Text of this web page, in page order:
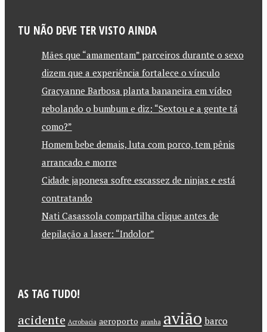
TU NÃO DEVE TER VISTO AINDA
Mães que “amamentam” parceiros durante o sexo
dizem que a experiência fortalece o vínculo
Gracyanne Barbosa planta bananeira em vídeo
rebolando o bumbum e diz: “Sextou e a gente tá
como?”
Homem bebe demais, luta com porco, tem pênis
arrancado e morre
Cidade japonesa sofre escassez de ninjas e está
contratando
Nati Casassola compartilha clique antes de
depilação a laser: “Indolor”
AS TAG TUDO!
acidente Acrobacia aeroporto aranha avião barco